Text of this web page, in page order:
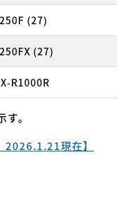
(27)
(27)
R1000R
。
2026.1.21現在】